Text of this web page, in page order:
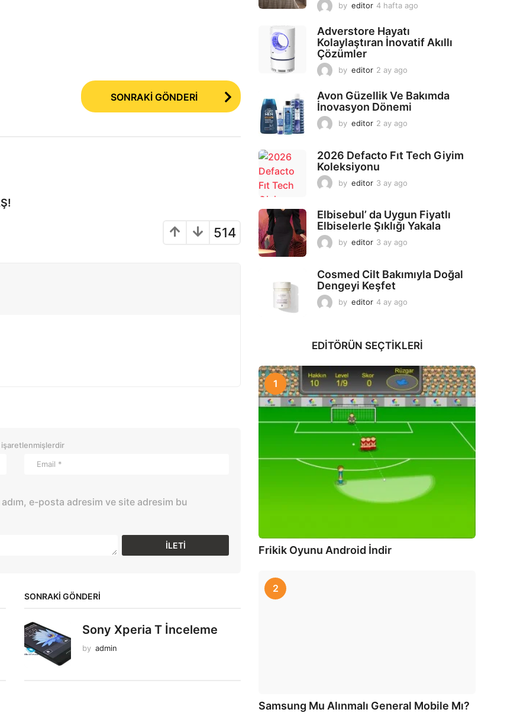
SONRAKİ GÖNDERİ
514
işaretlenmişlerdir
e-posta adresim ve site adresim bu
SONRAKİ GÖNDERİ
Sony Xperia T İnceleme
by admin
by editor 4 hafta ago
a
Adverstore Hayatı
Kolaylaştıran İnovatif Akıllı
Çözümler
by editor 2 ay ago
y
a
Avon Güzellik Ve Bakımda
İnovasyon Dönemi
by editor 2 ay ago
2026 Defacto Fıt Tech Giyim
Koleksiyonu
by editor 3 ay ago
a
g
Elbisebul’ da Uygun Fiyatlı
Elbiselerle Şıklığı Yakala
by editor 3 ay ago
a
Cosmed Cilt Bakımıyla Doğal
Dengeyi Keşfet
by editor 4 ay ago
g
EDITÖRÜN SEÇTIKLERI
1
Frikik Oyunu Android İndir
2
Samsung Mu Alınmalı General Mobile Mı?